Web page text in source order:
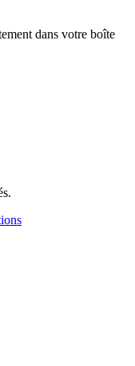
dans votre boîte